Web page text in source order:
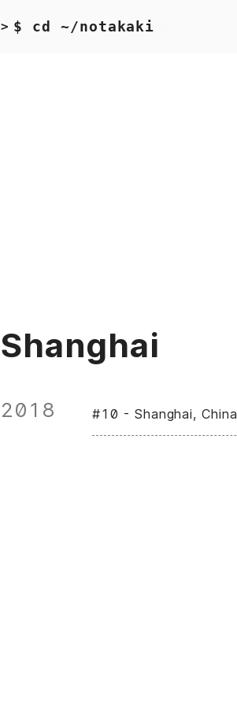
> $ cd ~/notakaki
Shanghai
2018 #10 - Shanghai, China